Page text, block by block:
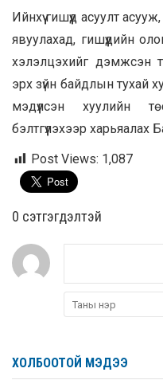
Ийнхүү гишүүд асуулт
явуулахад, гишүүдийн
хэлэлцэхийг дэмжсэн
эрх зүйн байдлын тухай
мэдүүлсэн хуулийн
бэлтгүүлэхээр
Post Views: 1,087
0 cэтгэгдэлтэй
ХОЛБООТОЙ МЭДЭЭ